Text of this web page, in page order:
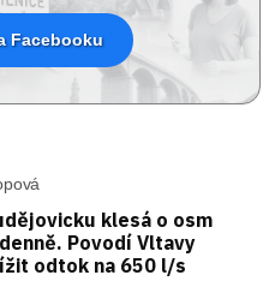
Facebooku
klesá o osm
Povodí Vltavy
odtok na 650 l/s